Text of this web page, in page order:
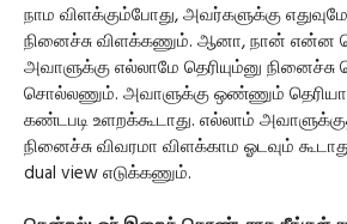
நாம விளக்கும்போது, அவர்களுக்கு
நினைச்சு விளக்கணும். ஆனா, நான்
அவாளுக்கு எல்லாமே தெரியும்னு
சொல்லணும். அவாளுக்கு ஒண்ணும்
கண்டபடி உளறக்கூடாது. எல்லாம்
நினைச்சு விவரமா விளக்காம ஓடவும்
dual view எடுக்கணும்.